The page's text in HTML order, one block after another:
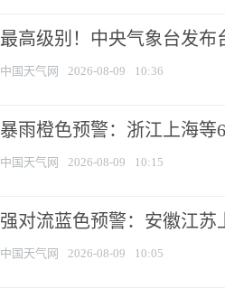
最高级别！中央气象台发布
中国天气网 2026-08-09 10:36
暴雨橙色预警：浙江上海等
中国天气网 2026-08-09 10:15
强对流蓝色预警：安徽江苏
中国天气网 2026-08-09 10:05